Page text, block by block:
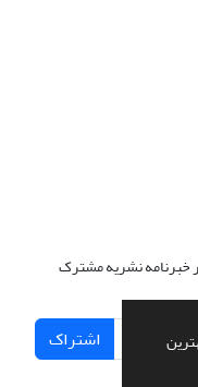
خبرنامه نشریه مشترک
اشتراک